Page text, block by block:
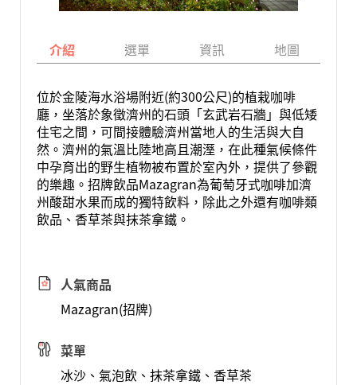
介紹 選單 資訊 地圖
位於金陵海水浴場附近(約300公尺)的植栽咖啡
廳，坐落於象徵濟州的石頭「玄武岩石牆」與低矮
住宅之間，可間接體驗濟州當地人的生活與大自
然。濟州的氣溫比陸地高且潮溼，在此種氣候條件
中孕育出的野生植物被布置於室內外，提供了參觀
的樂趣。招牌飲品Mazagran為葡萄牙式咖啡加濟
州酸甜水果而成的獨特飲料，除此之外還有咖啡類
飲品、香草茶與抹茶拿鐵。
人氣商品
Mazagran(招牌)
菜單
冰沙、氣泡飲、抹茶拿鐵、香草茶